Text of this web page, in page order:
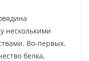
несколькими
Во-первых,
белка,